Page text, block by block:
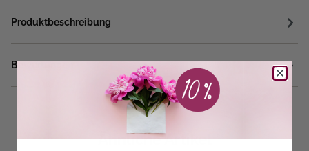
Produktbeschreibung
Bewertungen
Ähnliche Artikel